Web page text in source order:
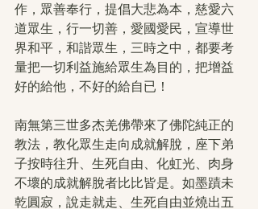
作，眾善奉行，提倡大悲為本，慈愛六
道眾生，行一切善，愛國愛民，宣導世
界和平，和諧眾生，三時之中，都要考
量把一切利益施給眾生為目的，把增益
好的給他，不好的給自已！
南無第三世多杰羌佛帶來了佛陀純正的
教法，教化眾生走向成就解脫，座下弟
子按時往升、生死自由、化虹光、肉身
不壞的成就解脫者比比皆是。如墨蹟未
乾圓寂，說走就走、生死自由並燒出五